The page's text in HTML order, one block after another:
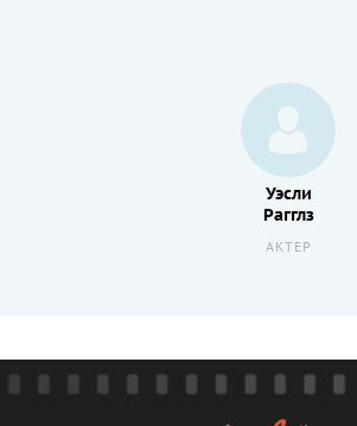
Уэсли
Рагглз
АКТЕР